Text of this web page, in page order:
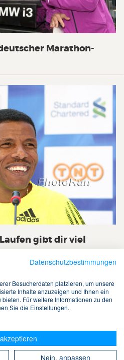
Marathon-
gibt dir viel
Kontakt
Datenschutzbestimmungen
Besucherdaten platzieren, um unsere
Inhalte anzuzeigen und Ihnen ein
Für weitere Informationen zu den
Sie die Einstellungen.
Nein, anpassen